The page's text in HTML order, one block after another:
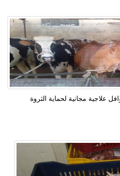
علاجية مجانية لحماية الثروة